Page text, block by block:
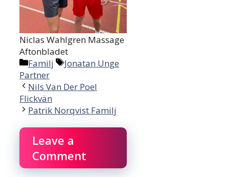
Niclas Wahlgren Massage
Aftonbladet
Categories
Familj Tags
Jonatan Unge
Partner
Nils Van Der Poel
Flickvän
Patrik Norqvist Familj
Leave a
Comment